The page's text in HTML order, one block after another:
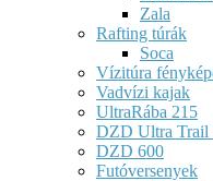
Zala
Rafting túrák
Soca
Vízitúra
Vadvízi kajak
UltraRába 215
DZD Ultra Trail
DZD 600
Futóversenyek